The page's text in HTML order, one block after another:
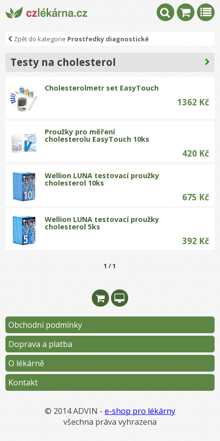
Zpět do kategorie Prostředky diagnostické
Testy na cholesterol
Cholesterolmetr set EasyTouch
1362 Kč
Proužky pro měření
cholesterolu EasyTouch 10ks
420 Kč
Wellion LUNA testovací proužky
cholesterol 10ks
675 Kč
Wellion LUNA testovací proužky
cholesterol 5ks
392 Kč
1 / 1
Obchodní podmínky
Doprava a platba
O lékárně
Kontakt
© 2014 ADVIN - e-shop pro lékárny
všechna práva vyhrazena